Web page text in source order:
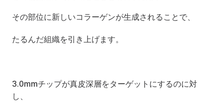
その部位に新しいコラーゲンが生成されることで、
たるんだ組織を引き上げます。
3.0mmチップが真皮深層をターゲットにするのに対
し、